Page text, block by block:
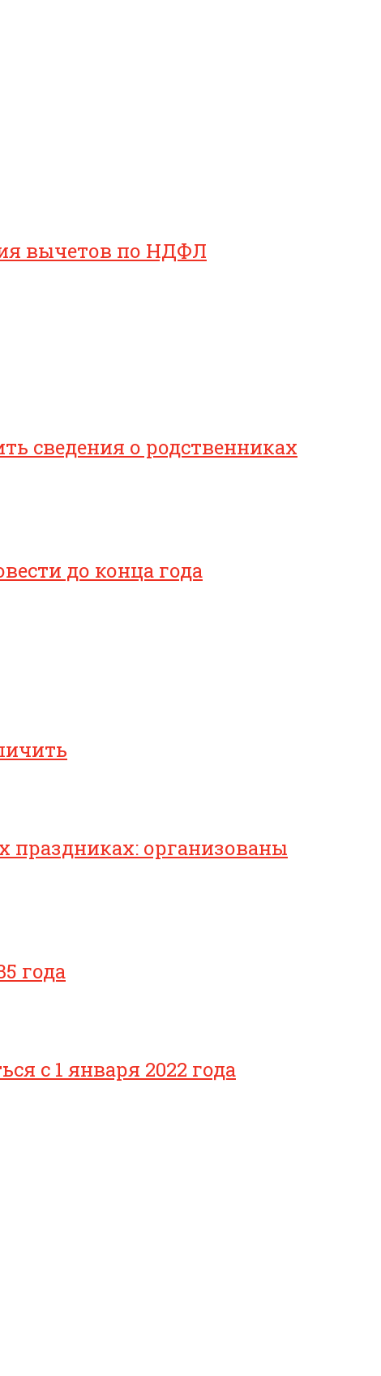
вычетов по НДФЛ
сведения о родственниках
до конца года
праздниках: организованы
года
с 1 января 2022 года